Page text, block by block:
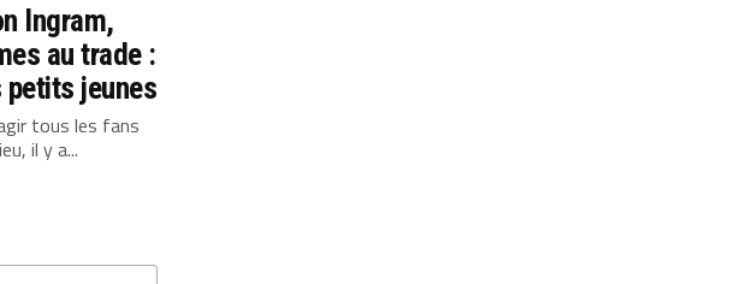
Ingram,
au trade :
petits jeunes
tous les fans
il y a...